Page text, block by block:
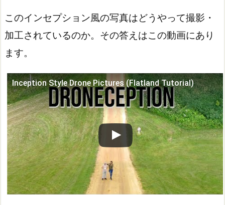
このインセプション風の写真はどうやって撮影・
加工されているのか。その答えはこの動画にあり
ます。
Inception Style Drone Pictures (Flatland Tutorial)
この動画を YouTube で視聴